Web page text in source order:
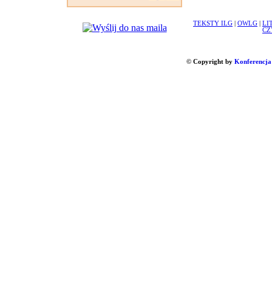
TEKSTY ILG OWLG
© Copyright by Konferencja